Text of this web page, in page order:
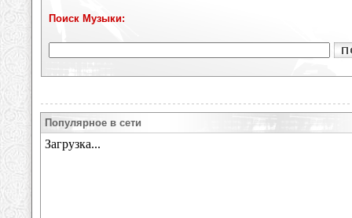
Поиск Музыки:
Популярное в сети